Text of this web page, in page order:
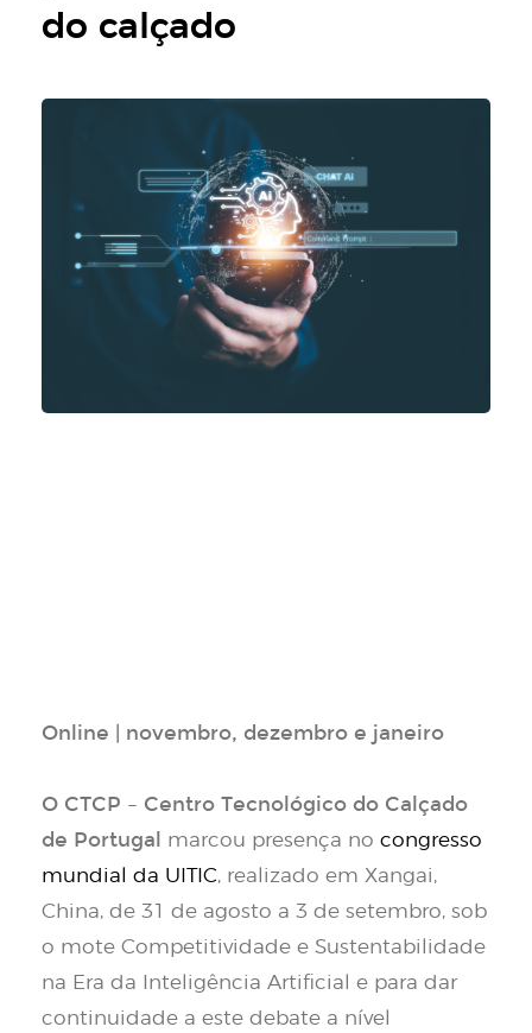
do calçado
Online | novembro, dezembro e janeiro
O CTCP – Centro Tecnológico do Calçado
de Portugal
marcou presença no congresso
mundial da UITIC, realizado em Xangai,
China, de 31 de agosto a 3 de setembro, sob
o mote Competitividade e Sustentabilidade
na Era da Inteligência Artificial e para dar
continuidade a este debate a nível